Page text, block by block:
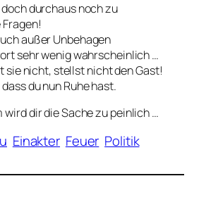
doch durchaus noch zu
außer Unbehagen
sehr wenig wahrscheinlich …
sie nicht, stellst nicht den Gast!
du nun Ruhe hast.
wird dir die Sache zu peinlich …
Einakter Feuer Politik